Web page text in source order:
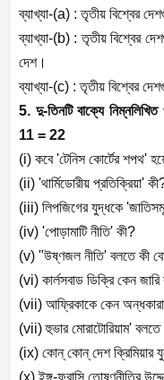
ব্যাখ্যা-(a) :তৃতীয় বিশ্বের
ব্যাখ্যা-(b) :তৃতীয় বিশ্বের
দেশ।
ব্যাখ্যা-(c) :তৃতীয় বিশ্বের
5. দু-তিনটি বাক্যে
11 = 22
(i) কবে'টেনিস কোর্টের শপথ'
(ii) 'থার্মিডোরীয় প্রতিক্রিয়া' কী
(iii) লিপজিগের যুদ্ধকে '
(iv) 'পোড়ামাটি নীতি' কী?
(v) "উষ্ণজল নীতি' বলতে কী
(vi) কার্লসবাড ডিক্রি কেন
(vii) আফ্রিকাকে কেন
(vii)হুভার মোরাটোরিয়াম' বলতে
(ix) কোন্ কোন্ দেশ ক্রিমিয়ার
(x)ইঙ্গ-ফরাসি তোষণনীতির